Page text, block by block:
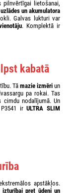
lietošanai,
uzlādes un akumulatora
Galvas lukturi var
. Komplektā ir
kabatā
Tā mazie izmēriun
pa rokai. Tas
cimdu nodalījumā. Un
P3541 irULTRA SLIM
apstākļos.
izturībai pret ūdeni un